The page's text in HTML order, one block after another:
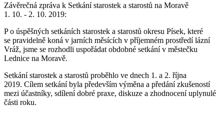
Závěrečná zpráva k Setkání starostek a starostů na Moravě
1. 10. - 2. 10. 2019:
P o úspěšných setkáních starostek a starostů okresu Písek, které
se pravidelně koná v jarních měsících v příjemném prostředí lázní
Vráž, jsme se rozhodli uspořádat obdobné setkání v městečku
Lednice na Moravě.
Setkání starostek a starostů proběhlo ve dnech 1. a 2. října
2019. Cílem setkání byla především výměna a předání zkušeností
mezi účastníky, sdílení dobré praxe, diskuze a zhodnocení uplynulé
části roku.